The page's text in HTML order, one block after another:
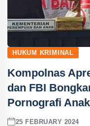
HUKUM KRIMINAL
Kompolnas
dan FBI
Pornografi Anak
25 FEBRUARY 2024